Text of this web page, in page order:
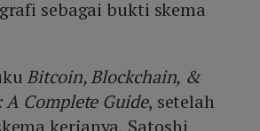
sebagai bukti skema
Bitcoin, Blockchain, &
Complete Guide, setelah